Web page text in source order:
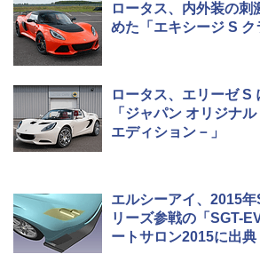
ロータス、内外装の刺
めた「エキシージ S ク
ロータス、エリーゼ S
「ジャパン オリジナ
エディション－」
エルシーアイ、2015
リーズ参戦の「SGT-
ートサロン2015に出典